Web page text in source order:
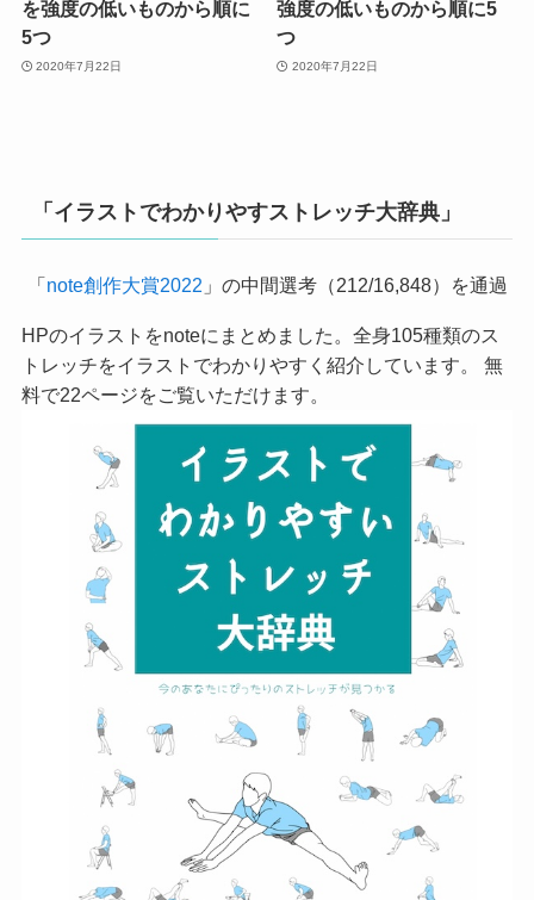
を強度の低いものから順に
5つ
2020年7月22日
強度の低いものから順に5
つ
2020年7月22日
「イラストでわかりやすストレッチ大辞典」
「 note創作大賞2022 」の中間選考（212/16,848）を通過
HPのイラストをnoteにまとめました。全身105種類のス
トレッチをイラストでわかりやすく紹介しています。 無
料で22ページをご覧いただけます。